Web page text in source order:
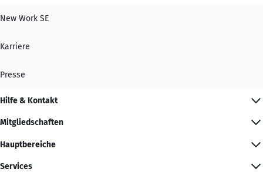
New Work SE
Karriere
Presse
Hilfe & Kontakt
Mitgliedschaften
Hauptbereiche
Services